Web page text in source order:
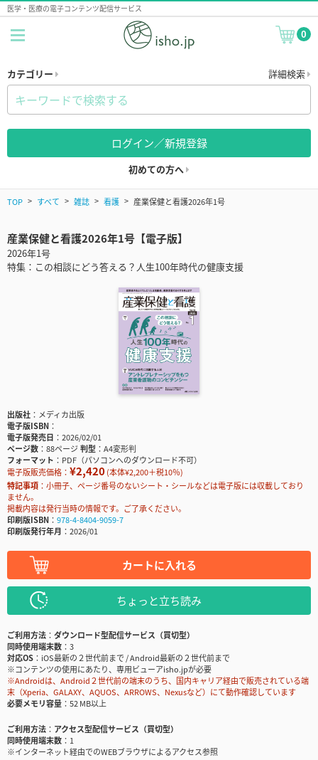
医学・医療の電子コンテンツ配信サービス
0
カテゴリー 詳細検索
ログイン／新規登録
初めての方へ
TOP すべて 雑誌 看護 産業保健と看護2026年1号
産業保健と看護2026年1号【電子版】
2026年1号
特集：この相談にどう答える？人生100年時代の健康支援
出版社
メディカ出版
電子版ISBN
電子版発売日
2026/02/01
ページ数
88ページ判型
A4変形判
フォーマット
PDF（パソコンへのダウンロード不可）
電子版販売価格： ¥2,420(本体¥2,200＋税10％)
特記事項
小冊子、ページ番号のないシート・シールなどは電子版には収載しており
ません。
掲載内容は発行当時の情報です。ご了承ください。
印刷版ISBN
978-4-8404-9059-7
印刷版発行年月
2026/01
カートに入れる
ちょっと立ち読み
ご利用方法
ダウンロード型配信サービス（買切型）
同時使用端末数
3
対応OS
iOS最新の２世代前まで / Android最新の２世代前まで
※コンテンツの使用にあたり、専用ビューアisho.jpが必要
※Androidは、Android２世代前の端末のうち、国内キャリア経由で販売されている端
末（Xperia、GALAXY、AQUOS、ARROWS、Nexusなど）にて動作確認しています
必要メモリ容量
52 MB以上
ご利用方法
アクセス型配信サービス（買切型）
同時使用端末数
1
※インターネット経由でのWEBブラウザによるアクセス参照